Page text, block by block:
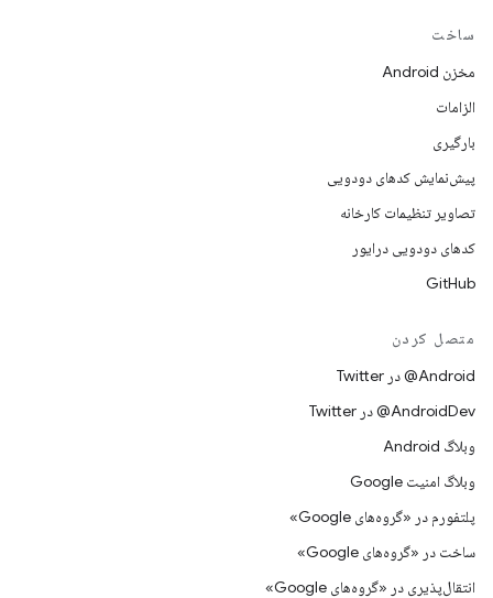
ساخت
مخزن Android
الزامات
بارگیری
پیش‌نمایش کدهای دودویی
تصاویر تنظیمات کارخانه
کدهای دودویی درایور
GitHub
متصل کردن
Android@ در Twitter
AndroidDev@ در Twitter
وبلاگ Android
وبلاگ امنیت Google
پلتفورم در «گروه‌های Google»
ساخت در «گروه‌های Google»
انتقال‌پذیری در «گروه‌های Google»